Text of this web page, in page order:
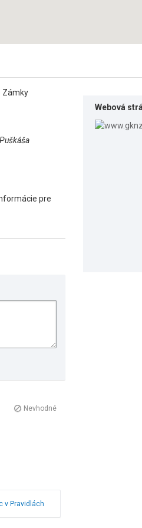
Zámky
pre
Nevhodné
v Pravidlách
Webová